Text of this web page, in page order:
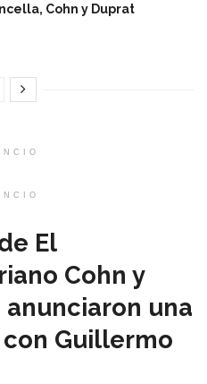
Cohn y Duprat
El
Cohn y
una
Guillermo